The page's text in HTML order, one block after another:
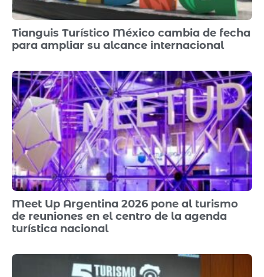
Tianguis Turístico México cambia de fecha
para ampliar su alcance internacional
Meet Up Argentina 2026 pone al turismo
de reuniones en el centro de la agenda
turística nacional